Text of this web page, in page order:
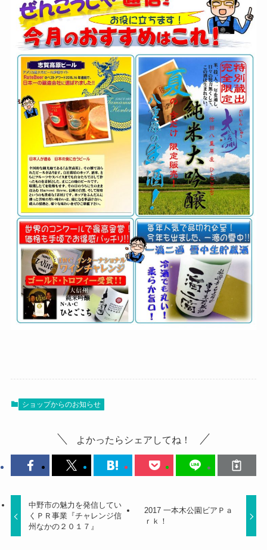
ショップからのお知らせ
よかったらシェアしてね！
中野市の魅力を発信してい
くＰＲ事業『チャレンジ信
州なかの２０１７』
2017 一本木公園ビアＰａ
ｒｋ！